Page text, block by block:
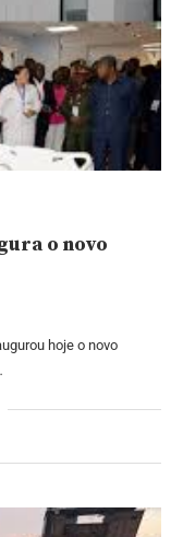
o novo
hoje o novo